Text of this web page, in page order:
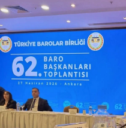
GÖKÇEBEY
KARABÜK
KASTAMONU